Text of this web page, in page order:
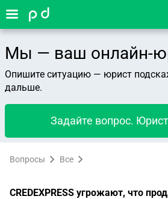
Мы — ваш онлайн-
Опишите ситуацию — юрист
дальше.
Задайте вопрос.
Вопросы Все
CREDEXPRESS угрожают, что